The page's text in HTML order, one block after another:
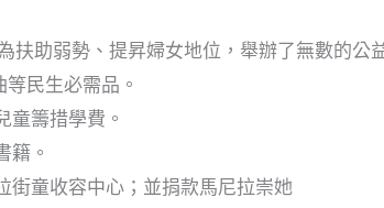
扶助弱勢、提昇婦女地位，舉辦了無數的公
民生必需品。
童籌措學費。
籍。
街童收容中心；並捐款馬尼拉崇她